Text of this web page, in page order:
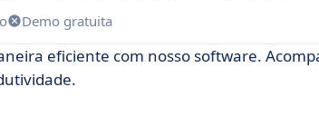
Demo gratuita
eficiente com nosso software.